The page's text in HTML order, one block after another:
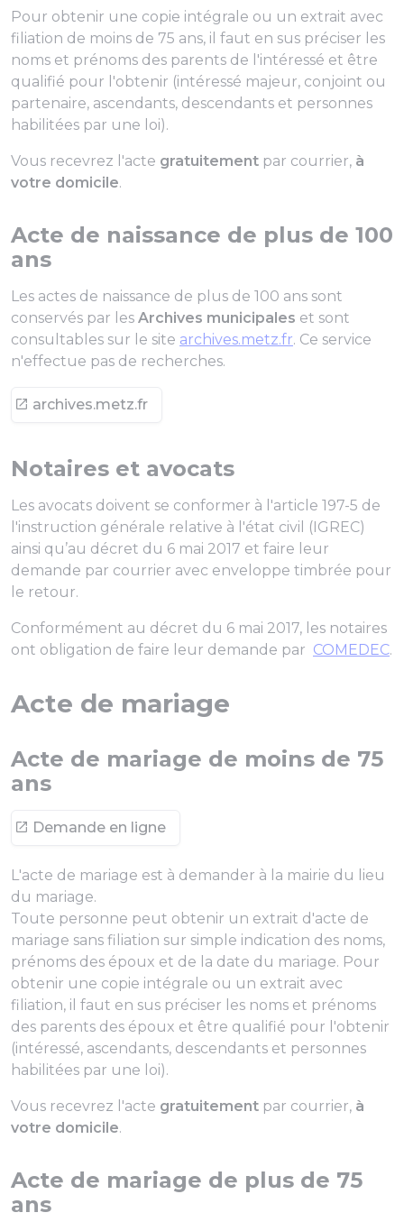
Pour obtenir une copie intégrale ou un extrait avec
filiation de moins de 75 ans, il faut en sus préciser les
noms et prénoms des parents de l'intéressé et être
qualifié pour l'obtenir (intéressé majeur, conjoint ou
partenaire, ascendants, descendants et personnes
habilitées par une loi).
Vous recevrez l'acte gratuitement par courrier, à
votre domicile.
Acte de naissance de plus de 100
ans
Les actes de naissance de plus de 100 ans sont
conservés par les Archives municipales et sont
consultables sur le site archives.metz.fr. Ce service
n'effectue pas de recherches.
archives.metz.fr
Notaires et avocats
Les avocats doivent se conformer à l'article 197-5 de
l'instruction générale relative à l'état civil (IGREC)
ainsi qu’au décret du 6 mai 2017 et faire leur
demande par courrier avec enveloppe timbrée pour
le retour.
Conformément au décret du 6 mai 2017, les notaires
ont obligation de faire leur demande par COMEDEC.
Acte de mariage
Acte de mariage de moins de 75
ans
Demande en ligne
L'acte de mariage est à demander à la mairie du lieu
du mariage.
Toute personne peut obtenir un extrait d'acte de
mariage sans filiation sur simple indication des noms,
prénoms des époux et de la date du mariage. Pour
obtenir une copie intégrale ou un extrait avec
filiation, il faut en sus préciser les noms et prénoms
des parents des époux et être qualifié pour l'obtenir
(intéressé, ascendants, descendants et personnes
habilitées par une loi).
Vous recevrez l'acte gratuitement par courrier, à
votre domicile.
Acte de mariage de plus de 75
ans